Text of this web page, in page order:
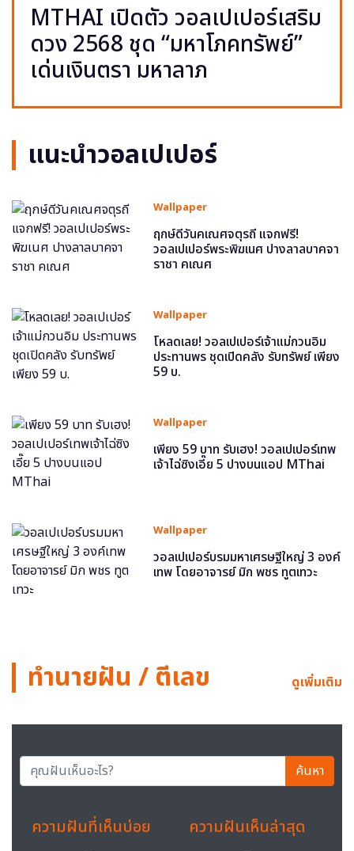
MTHAI เปิดตัว วอลเปเปอร์เสริม
ดวง 2568 ชุด “มหาโภคทรัพย์”
เด่นเงินตรา มหาลาภ
แนะนำวอลเปเปอร์
Wallpaper
ฤกษ์ดีวันคเณศจตุรถี แจกฟรี!
วอลเปเปอร์พระพิฆเนศ ปางลาลบาคจา
ราชา คเณศ
Wallpaper
โหลดเลย! วอลเปเปอร์เจ้าแม่กวนอิม
ประทานพร ชุดเปิดคลัง รับทรัพย์ เพียง
59 บ.
Wallpaper
เพียง 59 บาท รับเฮง! วอลเปเปอร์เทพ
เจ้าไฉ่ซิงเอี๊ย 5 ปางบนแอป MThai
Wallpaper
วอลเปเปอร์บรมมหาเศรษฐีใหญ่ 3 องค์
เทพ โดยอาจารย์ มิก พชร ทูตเทวะ
ทำนายฝัน / ตีเลข ดูเพิ่มเติม
ค้นหา
ความฝันที่เห็นบ่อย ความฝันเห็นล่าสุด